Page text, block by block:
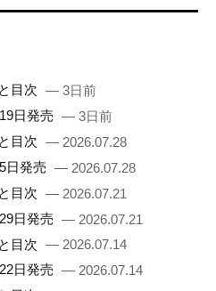
目次 — 3日前
日発売 — 3日前
目次 — 2026.07.28
日発売 — 2026.07.28
目次 — 2026.07.21
日発売 — 2026.07.21
目次 — 2026.07.14
日発売 — 2026.07.14